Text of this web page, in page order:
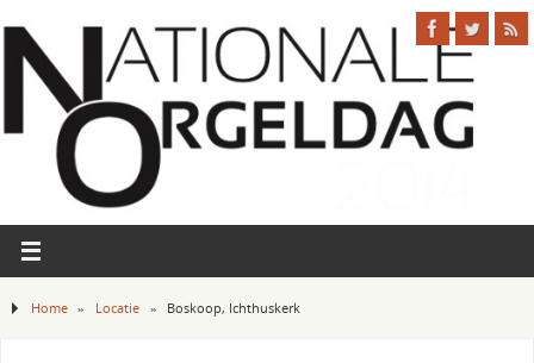
Home » Locatie » Boskoop, Ichthuskerk